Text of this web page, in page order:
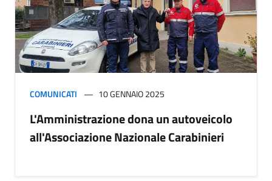
COMUNICATI 10 GENNAIO 2025
L'Amministrazione dona un autoveicolo
all'Associazione Nazionale Carabinieri